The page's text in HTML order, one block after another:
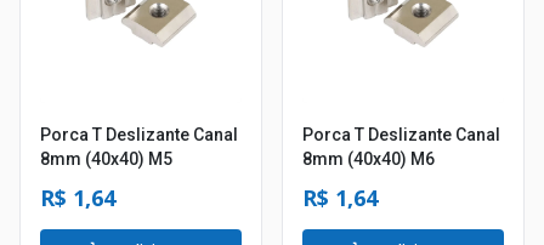
Porca T Deslizante Canal
8mm (40x40) M5
R$ 1,64
Porca T Deslizante Canal
8mm (40x40) M6
R$ 1,64